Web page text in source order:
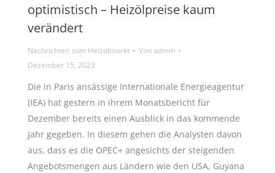
optimistisch – Heizölpreise kaum
verändert
Nachrichten zum Heizölmarkt Vonadmin
Dezember 15, 2023
Die in Paris ansässige Internationale Energieagentur
(IEA) hat gestern in ihrem Monatsbericht für
Dezember bereits einen Ausblick in das kommende
Jahr gegeben. In diesem gehen die Analysten davon
aus, dass es die OPEC+ angesichts der steigenden
Angebotsmengen aus Ländern wie den USA, Guyana